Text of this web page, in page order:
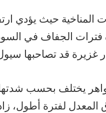
المناخية حيث يؤدي
فترات الجفاف في
غزيرة قد تصاحبها
يختلف بحسب شدتها
المعدل لفترة أطول،